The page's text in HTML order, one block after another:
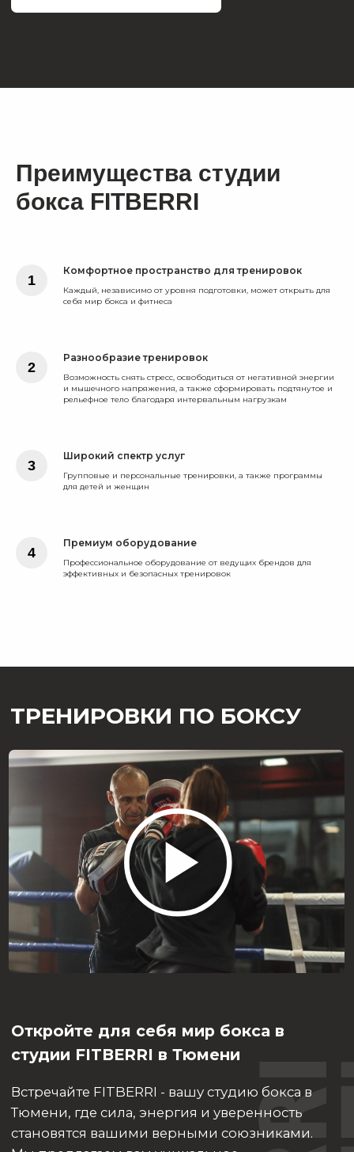
Преимущества студии
бокса FITBERRI
Комфортное пространство для тренировок
Каждый, независимо от уровня подготовки, может открыть для
себя мир бокса и фитнеса
Разнообразие тренировок
Возможность снять стресс, освободиться от негативной энергии
и мышечного напряжения, а также сформировать подтянутое и
рельефное тело благодаря интервальным нагрузкам
Широкий спектр услуг
Групповые и персональные тренировки, а также программы
для детей и женщин
Премиум оборудование
Профессиональное оборудование от ведущих брендов для
эффективных и безопасных тренировок
каждого нашего клиента. Наша студия
групповые и персональные тренировки, а
также программы для детей и женщин. Мы
гордимся тем, что можем предложить
подходящий вариант для каждого.
У нас вы найдете профессиональное
оборудование от ведущих брендов,
созданное для того, чтобы каждая ваша
тренировка была эффективной и
безопасной. Бокс в FITBERRI - это не просто
тренировка, это способ жизни. Это
возможность снять стресс, освободиться от
негативной энергии и мышечного
напряжения, а также сформировать
подтянутое и рельефное тело благодаря
интервальным нагрузкам.
Когда вы захотите потренироваться
время, занимаясь любимым видом спорта.
Откройте для себя мир бокса в
студии FITBERRI в Тюмени